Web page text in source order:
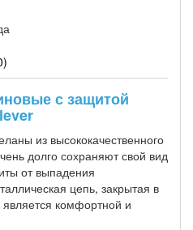
с защитой
из высококачественного
долго сохраняют свой вид
от выпадения
цепь, закрытая в
является комфортной и